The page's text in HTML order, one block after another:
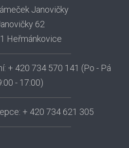
Janovičky
62
Heřmánkovice
+ 420 734 570 141 (Po - Pá
- 17:00)
+ 420 734 621 305